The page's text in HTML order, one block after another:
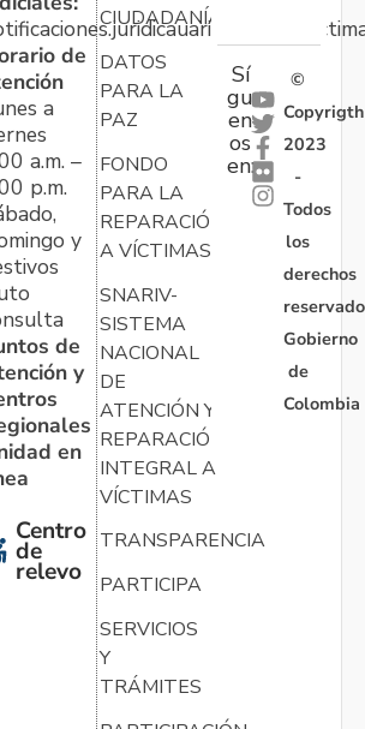
de
a
a.m. –
p.m.
y
de
y
en
Centro
de
relevo
CIUDADANÍA
DATOS
PARA LA
PAZ
FONDO
PARA LA
REPARACIÓN
A VÍCTIMAS
SNARIV-
SISTEMA
NACIONAL
DE
ATENCIÓN Y
REPARACIÓN
INTEGRAL A
VÍCTIMAS
TRANSPARENCIA
PARTICIPA
SERVICIOS
Y
TRÁMITES
Sí
gu
en
os
en:
©
Copyrigth
2023
-
Todos
los
derechos
Gobierno
de
Colombia